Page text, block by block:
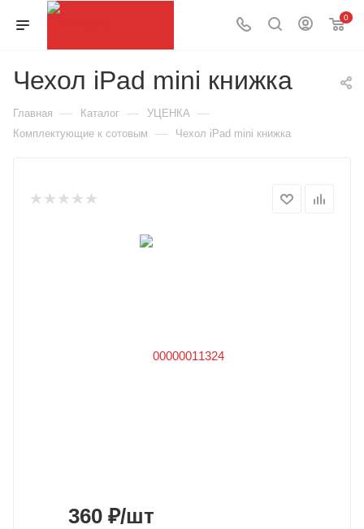
0
Чехол iPad mini книжка
Главная — Каталог — УЦЕНКА —
Комплектующие к сотовым — Чехол iPad mini книжка
360 ₽/шт